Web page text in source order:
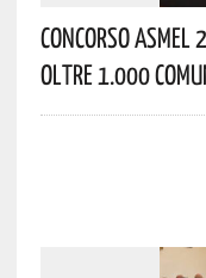
Concorso Asmel
Oltre 1.000